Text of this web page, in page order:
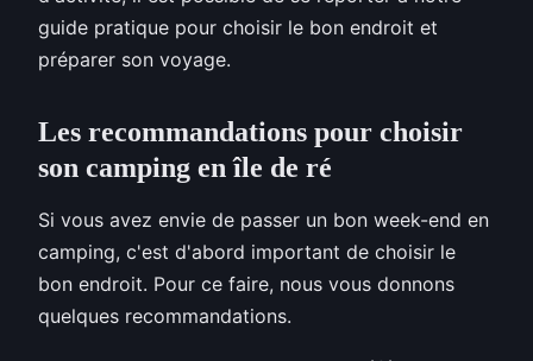
guide pratique pour choisir le bon endroit et
préparer son voyage.
Les recommandations pour choisir
son camping en île de ré
Si vous avez envie de passer un bon week-end en
camping, c'est d'abord important de choisir le
bon endroit. Pour ce faire, nous vous donnons
quelques recommandations.